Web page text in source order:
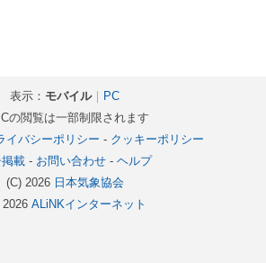
表示： モバイル｜
PC
の閲覧は一部制限されます
イバシーポリシー - クッキーポリシー
載- お問い合わせ- ヘルプ
(C) 2026 日本気象協会
2026 ALiNKインターネット